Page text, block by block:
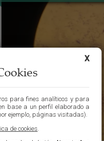
X
para fines analíticos y para
base a un perfil elaborado a
ejemplo, páginas visitadas).
de cookies.